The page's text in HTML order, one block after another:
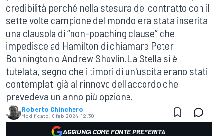
credibilità perché nella stesura del contratto con il
sette volte campione del mondo era stata inserita
una clausola di “non-poaching clause” che
impedisce ad Hamilton di chiamare Peter
Bonnington o Andrew Shovlin.La Stella si è
tutelata, segno che i timori di un'uscita erano stati
contemplati già al rinnovo dell'accordo che
prevedeva un anno più opzione.
Roberto Chinchero
Modificato: 8 feb 2024, 12:30
AGGIUNGI COME FONTE PREFERITA